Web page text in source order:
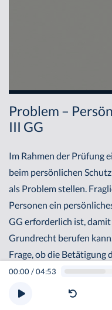
00:00/04:53
Problem –
III GG
Im Rahmen der Prüfung
beim persönlichen
als Problem stellen.
Personen ein
GG erforderlich ist,
Grundrecht berufen
Frage, ob die Betätigung
der freien Entfaltung
ein Durchgriff auf die